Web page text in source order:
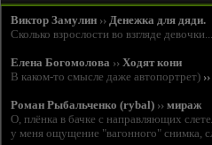
Виктор Замулин ›› Денежка для дяди.
Сколько взрослости во взгляде девочки...
Елена Богомолова ›› Ходят кони
В каком-то смысле даже автопортрет) ››
Роман Рыбальченко (rybal) ›› мираж
О, плёнка в бачке с направляющих
у меня ощущение "вагонного" снимка,